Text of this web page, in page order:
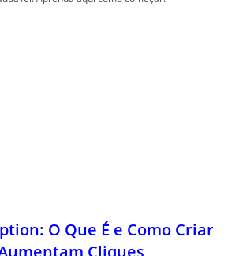
O Que É e Como Criar
Cliques